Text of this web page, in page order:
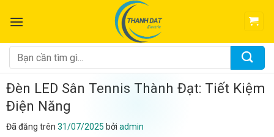
đến
dung
Tìm
kiếm:
Đèn LED Sân Tennis Thành Đạt: Tiết Kiệm
Điện Năng
Đã đăng trên 31/07/2025 bởi admin